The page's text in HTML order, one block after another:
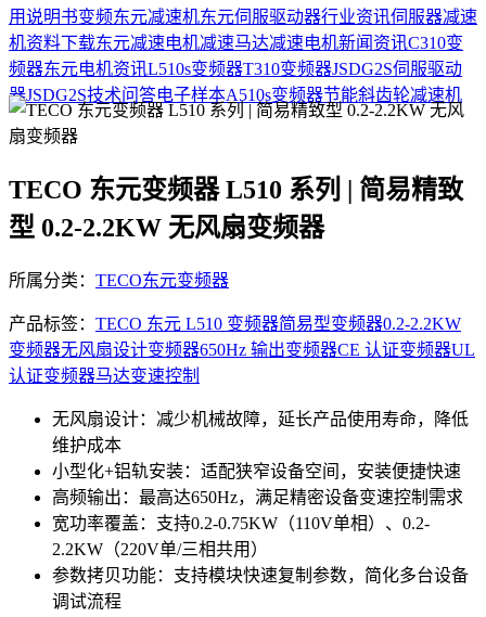
用说明书变频东元减速机东元伺服驱动器行业资讯伺服器减速
机资料下载东元减速电机减速马达减速电机新闻资讯C310变
频器东元电机资讯L510s变频器T310变频器JSDG2S伺服驱动
器JSDG2S技术问答电子样本A510s变频器节能斜齿轮减速机
TECO 东元变频器 L510 系列 | 简易精致
型 0.2-2.2KW 无风扇变频器
所属分类： TECO东元变频器
产品标签： TECO 东元 L510 变频器简易型变频器0.2-2.2KW
变频器无风扇设计变频器650Hz 输出变频器CE 认证变频器UL
认证变频器马达变速控制
无风扇设计：减少机械故障，延长产品使用寿命，降低
维护成本
小型化+铝轨安装：适配狭窄设备空间，安装便捷快速
高频输出：最高达650Hz，满足精密设备变速控制需求
宽功率覆盖：支持0.2-0.75KW（110V单相）、0.2-
2.2KW（220V单/三相共用）
参数拷贝功能：支持模块快速复制参数，简化多台设备
调试流程